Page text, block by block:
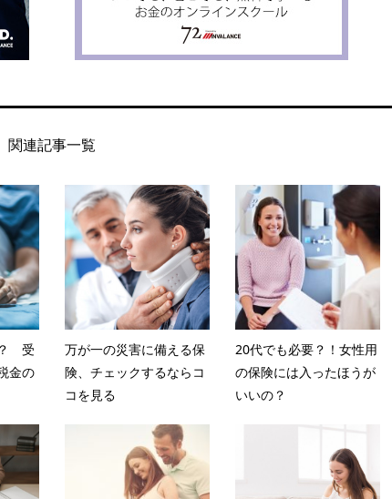
関連記事一覧
受
金の
万が一の災害に備える保
険、チェックするならコ
コを見る
20代でも必要？！女性用
の保険には入ったほうが
いいの？